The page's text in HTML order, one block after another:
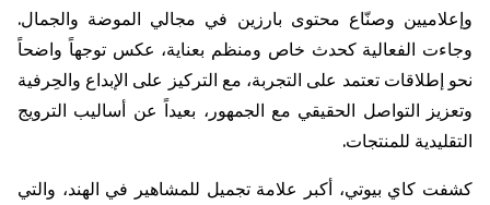
وإعلاميين وصنّاع محتوى بارزين في مجالي الموضة والجمال.
وجاءت الفعالية كحدث خاص ومنظم بعناية، عكس توجهاً واضحاً
نحو إطلاقات تعتمد على التجربة، مع التركيز على الإبداع والحِرفية
وتعزيز التواصل الحقيقي مع الجمهور، بعيداً عن أساليب الترويج
التقليدية للمنتجات.
كشفت كاي بيوتي، أكبر علامة تجميل للمشاهير في الهند، والتي